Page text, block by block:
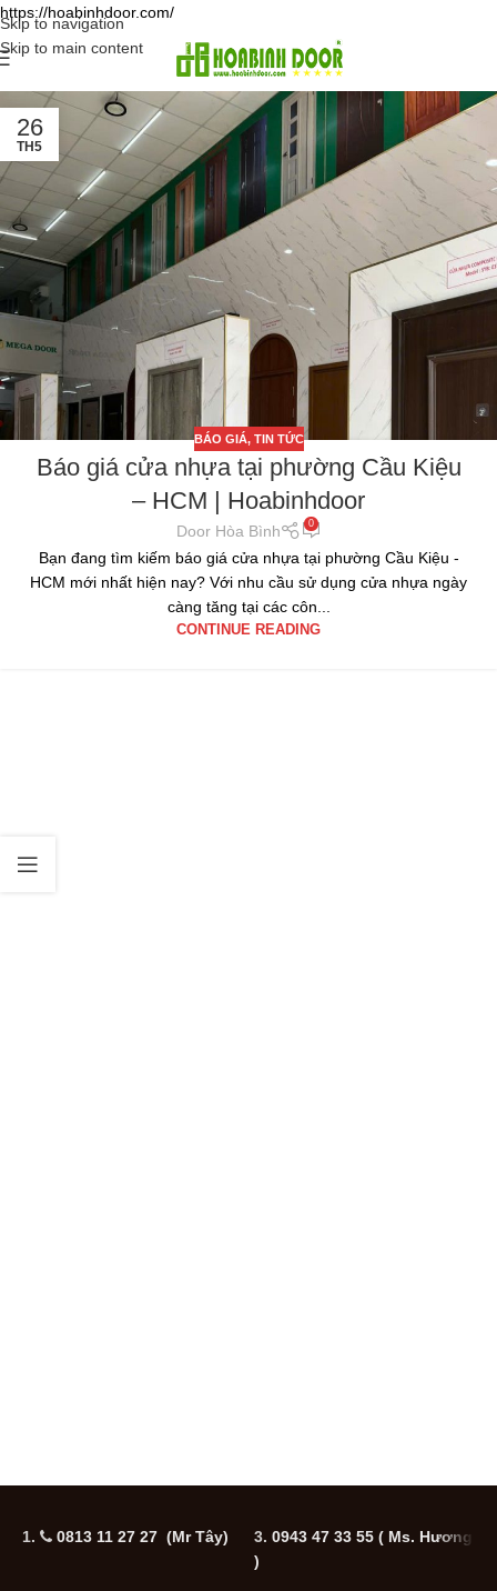
https://hoabinhdoor.com/
Skip to navigation
Skip to main content
26
TH5
BÁO GIÁ, TIN TỨC
Báo giá cửa nhựa tại phường Cầu Kiệu
– HCM | Hoabinhdoor
Door Hòa Bình 0
Bạn đang tìm kiếm báo giá cửa nhựa tại phường Cầu Kiệu -
HCM mới nhất hiện nay? Với nhu cầu sử dụng cửa nhựa ngày
càng tăng tại các côn...
CONTINUE READING
1. 0813 11 27 27 (Mr Tây) 3. 0943 47 33 55 ( Ms. Hương
)